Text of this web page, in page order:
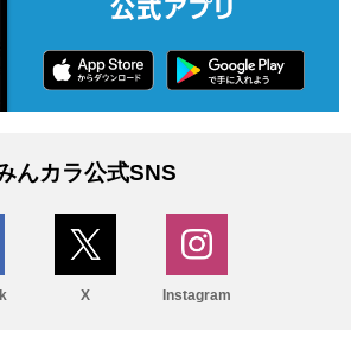
んカラ公式SNS
X Instagram